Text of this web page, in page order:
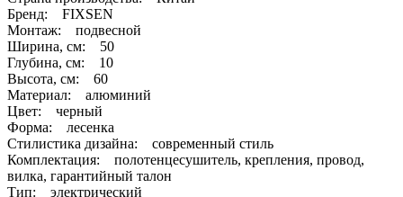
Бренд: FIXSEN
Монтаж: подвесной
Ширина, см: 50
Глубина, см: 10
Высота, см: 60
Материал: алюминий
Цвет: черный
Форма: лесенка
Стилистика дизайна: современный стиль
Комплектация: полотенцесушитель, крепления, провод,
вилка, гарантийный талон
Тип: электрический